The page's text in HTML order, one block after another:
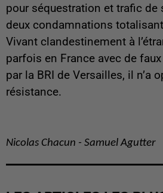
pour séquestration et trafic de
deux condamnations
Vivant clandestinement à
parfois en France avec de
par la BRI de Versailles, il n’a
résistance.
Nicolas Chacun - Samuel Agutter